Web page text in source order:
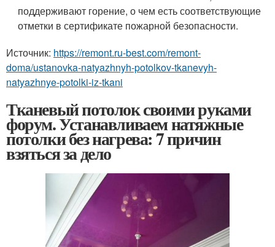
поддерживают горение, о чем есть соответствующие
отметки в сертификате пожарной безопасности.
Источник: https://remont.ru-best.com/remont-
doma/ustanovka-natyazhnyh-potolkov-tkanevyh-
natyazhnye-potolki-iz-tkani
Тканевый потолок своими руками
форум. Устанавливаем натяжные
потолки без нагрева: 7 причин
взяться за дело